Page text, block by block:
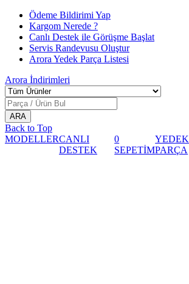
Ödeme Bildirimi Yap
Kargom Nerede ?
Canlı Destek ile Görüşme Başlat
Servis Randevusu Oluştur
Arora Yedek Parça Listesi
Arora İndirimleri
Back to Top
MODELLERCANLI
DESTEK
0
SEPETİM
YEDEK
PARÇA